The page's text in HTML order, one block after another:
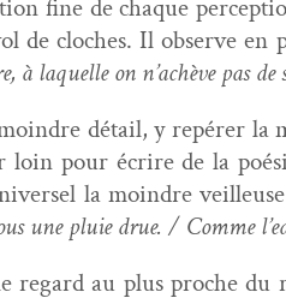
fine de chaque
de cloches. Il observe
à laque­lle on n’achève pas de
détail, y repér­er la
loin pour écrire de la
la moin­dre
une pluie drue. / Comme
regard au plus proche du